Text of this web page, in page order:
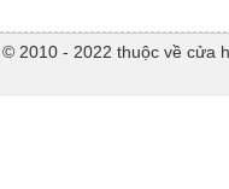
© 2010 - 2022 thuộc về cửa